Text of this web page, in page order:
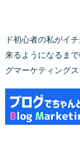
ド初心者の私がイ
来るようになるまで
グマーケティング